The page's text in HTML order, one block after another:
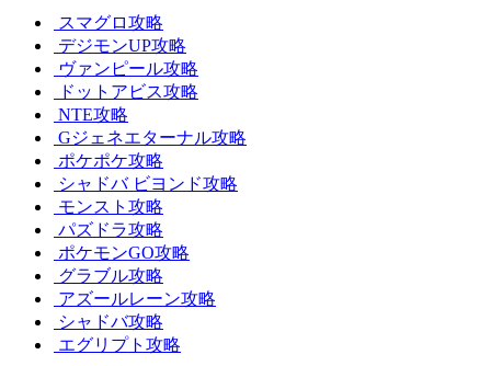
スマグロ攻略
デジモンUP攻略
ヴァンピール攻略
ドットアビス攻略
NTE攻略
Gジェネエターナル攻略
ポケポケ攻略
シャドバ ビヨンド攻略
モンスト攻略
パズドラ攻略
ポケモンGO攻略
グラブル攻略
アズールレーン攻略
シャドバ攻略
エグリプト攻略